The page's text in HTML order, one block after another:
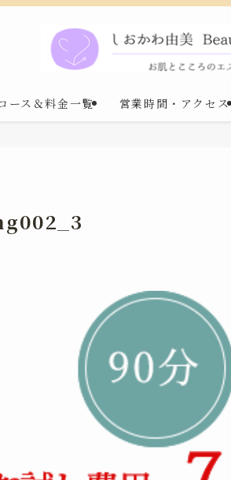
ース＆料金一覧 営業時間・アクセス